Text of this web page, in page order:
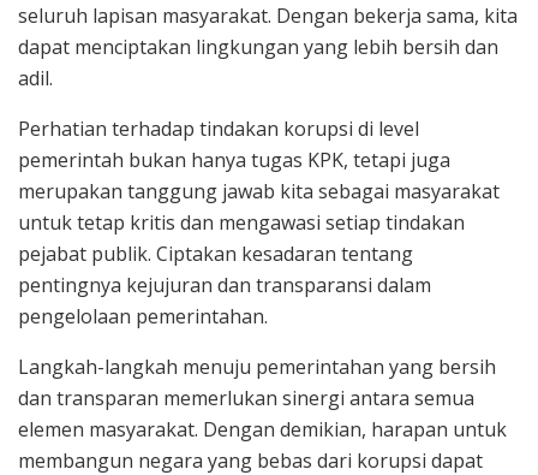
seluruh lapisan masyarakat. Dengan bekerja sama, kita
dapat menciptakan lingkungan yang lebih bersih dan
adil.
Perhatian terhadap tindakan korupsi di level
pemerintah bukan hanya tugas KPK, tetapi juga
merupakan tanggung jawab kita sebagai masyarakat
untuk tetap kritis dan mengawasi setiap tindakan
pejabat publik. Ciptakan kesadaran tentang
pentingnya kejujuran dan transparansi dalam
pengelolaan pemerintahan.
Langkah-langkah menuju pemerintahan yang bersih
dan transparan memerlukan sinergi antara semua
elemen masyarakat. Dengan demikian, harapan untuk
membangun negara yang bebas dari korupsi dapat